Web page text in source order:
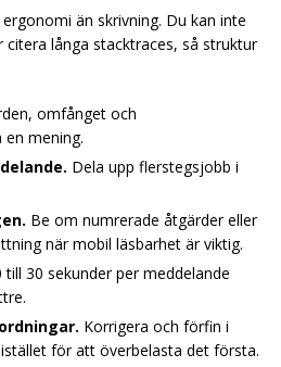
än skrivning. Du kan inte
citera långa stacktraces, så struktur
omfånget och
mening.
Dela upp flerstegsjobb i
Be om numrerade åtgärder eller
när mobil läsbarhet är viktig.
till 30 sekunder per meddelande
Korrigera och förfin i
för att överbelasta det första.